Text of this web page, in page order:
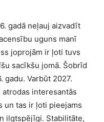
gadā neļauj aizvadīt
uguns manī
joprojām ir ļoti tuvs
sacīkšu jomā. Šobrīd
Varbūt 2027.
interesantās
un tas ir ļoti pieejams
ilgtspējīgi. Stabilitāte,